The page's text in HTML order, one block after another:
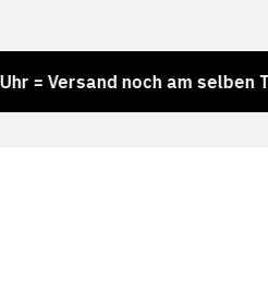
noch am selben Tag